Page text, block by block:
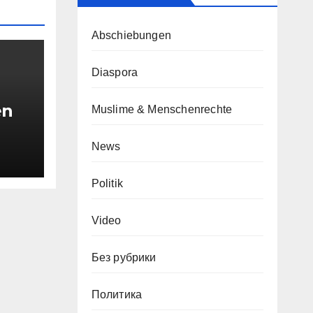
Abschiebungen
Diaspora
Muslime & Menschenrechte
News
Politik
Video
Без рубрики
Политика